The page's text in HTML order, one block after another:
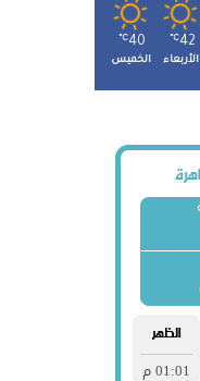
42
℃
الأربعاء
40
℃
الخميس